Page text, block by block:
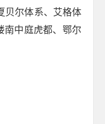
贝尔体系、艾格体
南中庭虎都、鄂尔